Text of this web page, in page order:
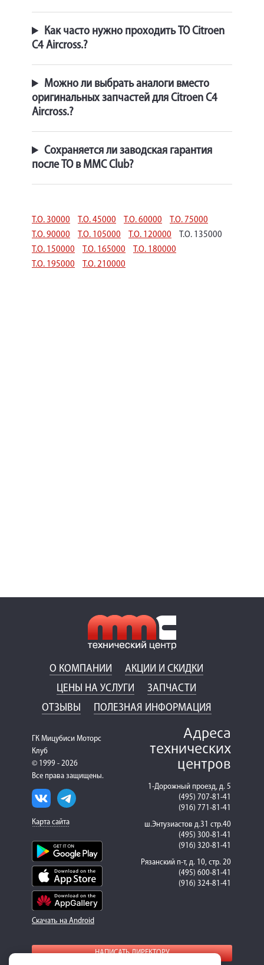
Как часто нужно проходить ТО Citroen
C4 Aircross.?
Можно ли выбрать аналоги вместо
оригинальных запчастей для Citroen C4
Aircross.?
Сохраняется ли заводская гарантия
после ТО в MMC Club?
Т.О. 30000 Т.О. 45000 Т.О. 60000
Т.О. 75000
Т.О. 90000
Т.О. 105000 Т.О. 120000
Т.О. 135000
Т.О. 150000
Т.О. 165000
Т.О. 180000
Т.О. 195000
Т.О. 210000
О КОМПАНИИ
АКЦИИ И СКИДКИ
ЦЕНЫ НА УСЛУГИ
ЗАПЧАСТИ
ОТЗЫВЫ
ПОЛЕЗНАЯ ИНФОРМАЦИЯ
ГК Мицубиси Моторс
Клуб
© 1999 - 2026
Все права защищены.
Карта сайта
Скачать на Android
Адреса
технических
центров
1-Дорожный проезд, д. 5
(495) 707-81-41
(916) 771-81-41
ш.Энтузиастов д.31 стр.40
(495) 300-81-41
(916) 320-81-41
Рязанский п-т, д. 10, стр. 20
(495) 600-81-41
(916) 324-81-41
НАПИСАТЬ ДИРЕКТОРУ